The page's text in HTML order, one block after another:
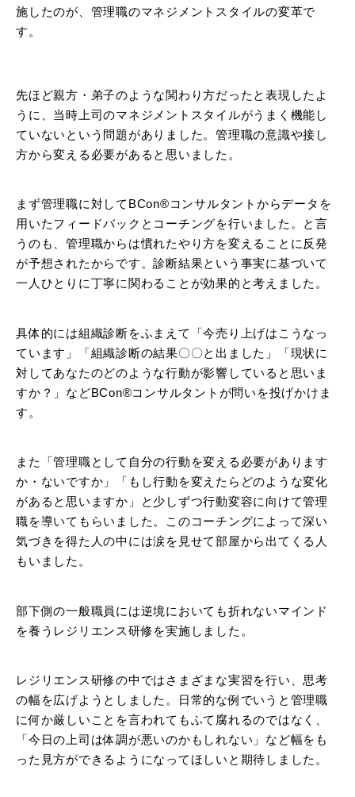
施したのが、管理職のマネジメントスタイルの変革で
す。
先ほど親方・弟子のような関わり方だったと表現したよ
うに、当時上司のマネジメントスタイルがうまく機能し
ていないという問題がありました。管理職の意識や接し
方から変える必要があると思いました。
まず管理職に対してBCon®コンサルタントからデータを
用いたフィードバックとコーチングを行いました。と言
うのも、管理職からは慣れたやり方を変えることに反発
が予想されたからです。診断結果という事実に基づいて
一人ひとりに丁寧に関わることが効果的と考えました。
具体的には組織診断をふまえて「今売り上げはこうなっ
ています」「組織診断の結果〇〇と出ました」「現状に
対してあなたのどのような行動が影響していると思いま
すか？」などBCon®コンサルタントが問いを投げかけま
す。
また「管理職として自分の行動を変える必要があります
か・ないですか」「もし行動を変えたらどのような変化
があると思いますか」と少しずつ行動変容に向けて管理
職を導いてもらいました。このコーチングによって深い
気づきを得た人の中には涙を見せて部屋から出てくる人
もいました。
部下側の一般職員には逆境においても折れないマインド
を養うレジリエンス研修を実施しました。
レジリエンス研修の中ではさまざまな実習を行い、思考
の幅を広げようとしました。日常的な例でいうと管理職
に何か厳しいことを言われてもふて腐れるのではなく、
「今日の上司は体調が悪いのかもしれない」など幅をも
った見方ができるようになってほしいと期待しました。